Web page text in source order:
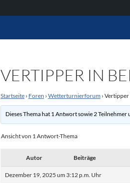
VERTIPPER IN
Startseite › Foren › Wetterturnierforum › Vertipper
Dieses Thema hat 1 Antwort sowie 2
Ansicht von 1 Antwort-Thema
Autor Beiträge
Dezember 19, 2025 um 3:12 p.m. Uhr